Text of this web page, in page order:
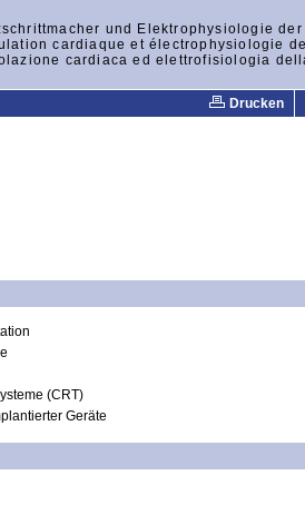
und Elektrophysiologie der
cardiaque et électrophysiologie
cardiaca ed elettrofisiologia
Drucken
(CRT)
Geräte